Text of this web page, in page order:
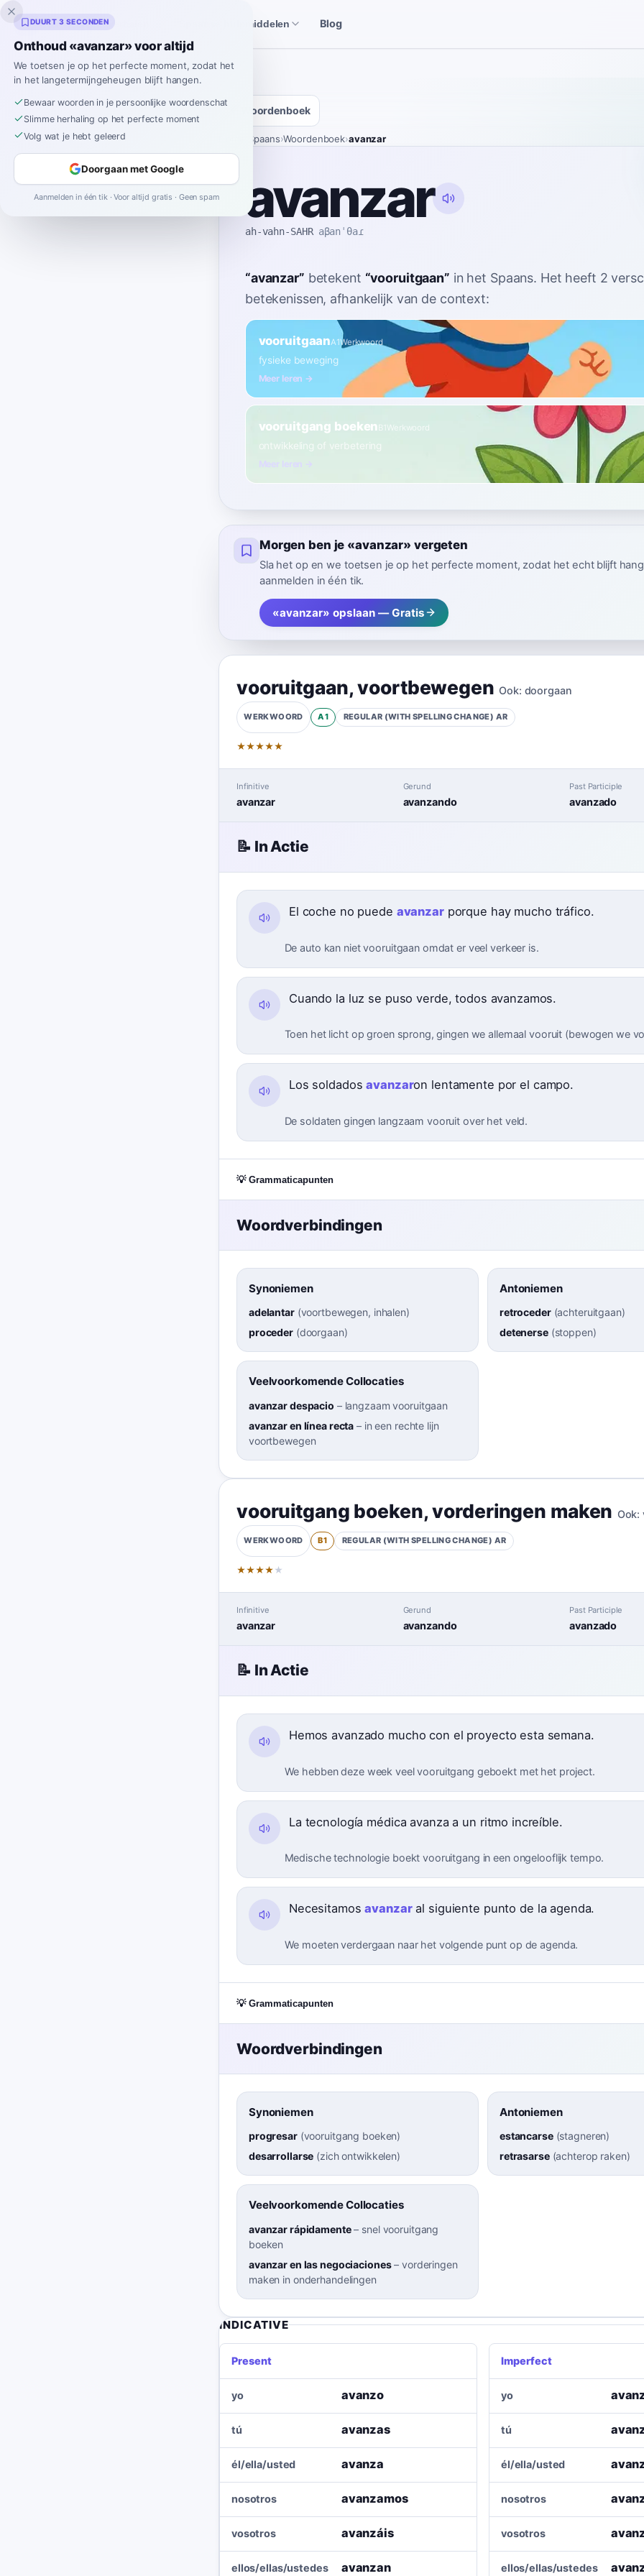
Inklingo Verhalen Spaanse hulpmiddelen Blog
Woordenboek
Spaans›Woordenboek›avanzar
avanzar
ah-vahn-SAHR aβanˈθaɾ
“avanzar” betekent “vooruitgaan” in het Spaans. Het heeft 2
betekenissen, afhankelijk van de context:
vooruitgaanA1Werkwoord
fysieke beweging
Meer leren →
vooruitgang boeken B1 Werkwoord
ontwikkeling of verbetering
Meer leren →
Morgen ben je «avanzar» vergeten
Sla het op en we toetsen je op het perfecte moment, zodat het echt blijft
aanmelden in één tik.
«avanzar» opslaan — Gratis
vooruitgaan,voortbewegen Ook: doorgaan
WERKWOORD A1 REGULAR (WITH SPELLING CHANGE) AR
★★★★★
Infinitive
avanzar
Gerund
avanzando
Past Participle
avanzado
📝 In Actie
El coche no puede avanzarporque hay mucho tráfico.
De auto kan niet vooruitgaan omdat er veel verkeer is.
Cuando la luz se puso verde, todos avanzamos.
Toen het licht op groen sprong, gingen we allemaal vooruit (bewogen we
Los soldadosavanzaron lentamente por el campo.
De soldaten gingen langzaam vooruit over het veld.
💡 Grammaticapunten
Woordverbindingen
Synoniemen
adelantar(voortbewegen, inhalen)
proceder(doorgaan)
Antoniemen
retroceder(achteruitgaan)
detenerse(stoppen)
Veelvoorkomende Collocaties
avanzar despacio – langzaam vooruitgaan
avanzar en línea recta – in een rechte lijn
voortbewegen
vooruitgang boeken,vorderingen maken Ook:
WERKWOORD B1 REGULAR (WITH SPELLING CHANGE) AR
★★★★ ★
Infinitive
avanzar
Gerund
avanzando
Past Participle
avanzado
📝 In Actie
Hemos avanzado mucho con el proyecto esta semana.
We hebben deze week veel vooruitgang geboekt met het project.
La tecnología médica avanza a un ritmo increíble.
Medische technologie boekt vooruitgang in een ongelooflijk tempo.
Necesitamosavanzaral siguiente punto de la agenda.
We moeten verdergaan naar het volgende punt op de agenda.
💡 Grammaticapunten
Woordverbindingen
Synoniemen
progresar(vooruitgang boeken)
desarrollarse (zich ontwikkelen)
Antoniemen
estancarse(stagneren)
retrasarse(achterop raken)
Veelvoorkomende Collocaties
avanzar rápidamente– snel vooruitgang
boeken
avanzar en las negociaciones–vorderingen
maken in onderhandelingen
INDICATIVE
Present
yo avanzo
tú avanzas
él/ella/usted avanza
nosotros avanzamos
vosotros avanzáis
ellos/ellas/ustedes avanzan
Imperfect
yo
tú
él/ella/usted
nosotros
vosotros
ellos/ellas/ustedes
DUURT 3 SECONDEN
Onthoud «avanzar» voor altijd
We toetsen je op het perfecte moment, zodat het
in het langetermijngeheugen blijft hangen.
Bewaar woorden in je persoonlijke woordenschat
Slimme herhaling op het perfecte moment
Volg wat je hebt geleerd
Doorgaan met Google
Aanmelden in één tik · Voor altijd gratis · Geen spam